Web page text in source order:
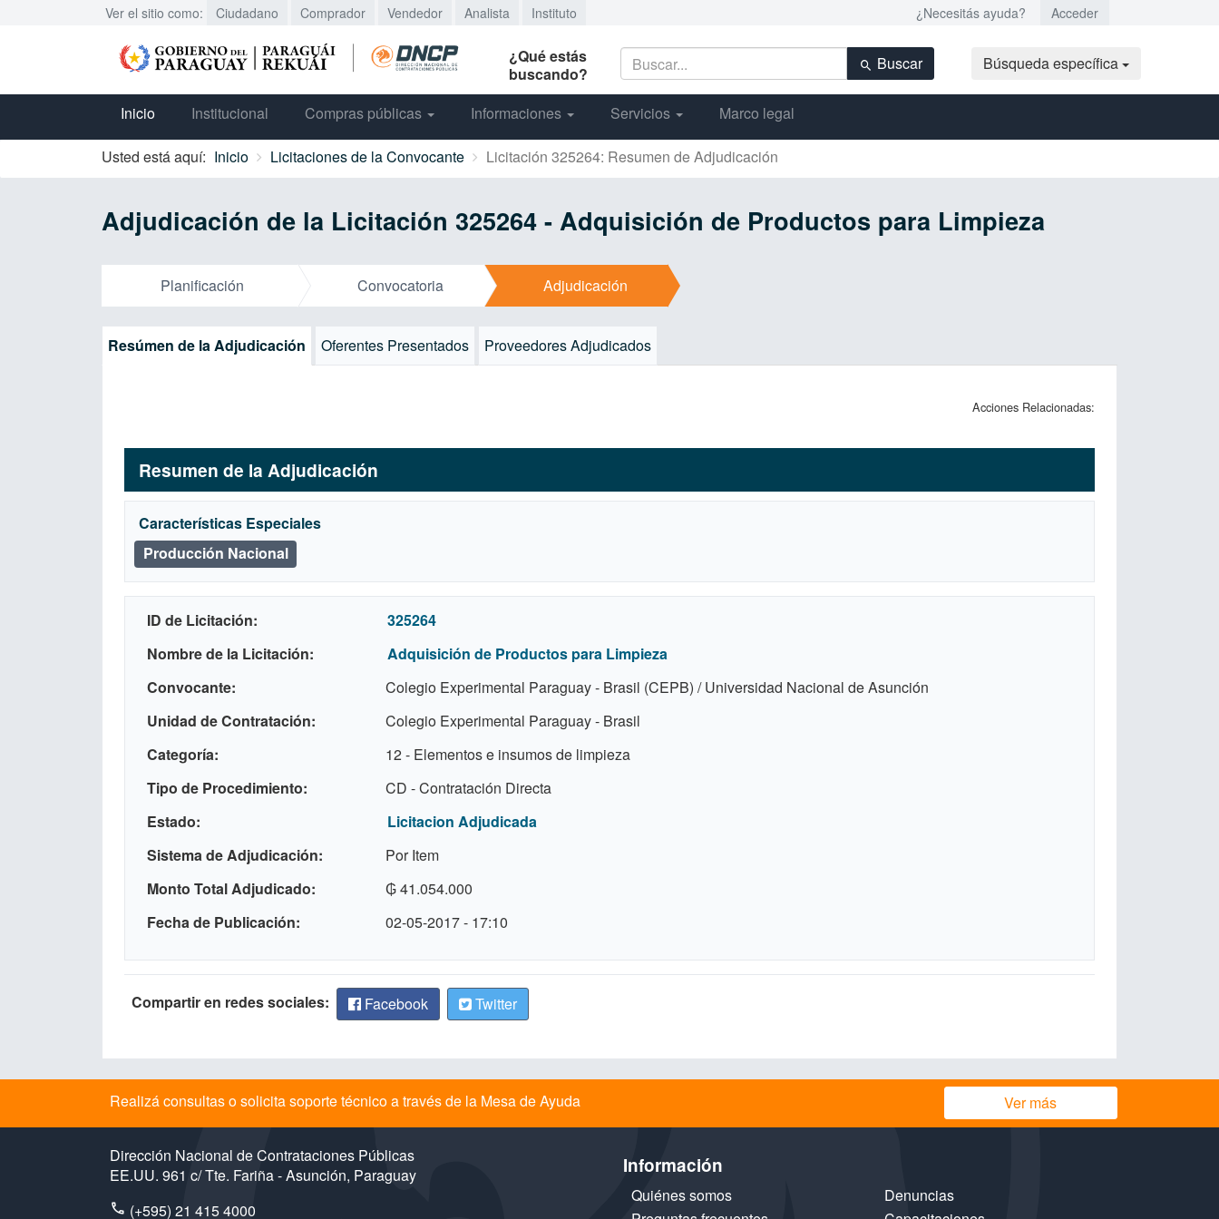
Ver el sitio como: Ciudadano Comprador Vendedor Analista Instituto ¿Necesitás ayuda? Acceder
¿Qué estás
buscando?
Buscar Búsqueda específica
Inicio Institucional Compras públicas Informaciones Servicios Marco legal
Usted está aquí: Inicio Licitaciones de la Convocante Licitación 325264: Resumen de Adjudicación
Adjudicación de la Licitación 325264 - Adquisición de Productos para Limpieza
Planificación Convocatoria Adjudicación
Resúmen de la Adjudicación Oferentes Presentados Proveedores Adjudicados
Acciones Relacionadas:
Resumen de la Adjudicación
Características Especiales
Producción Nacional
ID de Licitación
325264
Nombre de la Licitación
Adquisición de Productos para Limpieza
Convocante
Colegio Experimental Paraguay - Brasil (CEPB) / Universidad Nacional de Asunción
Unidad de Contratación
Colegio Experimental Paraguay - Brasil
Categoría
12 - Elementos e insumos de limpieza
Tipo de Procedimiento
CD - Contratación Directa
Estado
Licitacion Adjudicada
Sistema de Adjudicación
Por Item
Monto Total Adjudicado
₲ 41.054.000
Fecha de Publicación
02-05-2017 - 17:10
Compartir en redes sociales: Facebook Twitter
Realizá consultas o solicita soporte técnico a través de la Mesa de Ayuda Ver más
Dirección Nacional de Contrataciones Públicas
EE.UU. 961 c/ Tte. Fariña - Asunción, Paraguay
(+595) 21 415 4000
Información
Quiénes somos
Denuncias